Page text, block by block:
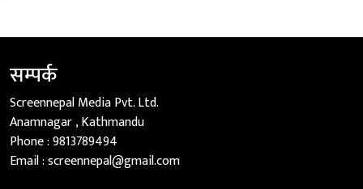
सम्पर्क
Screennepal Media Pvt. Ltd.
Anamnagar , Kathmandu
Phone :9813789494
Email :screennepal@gmail.com